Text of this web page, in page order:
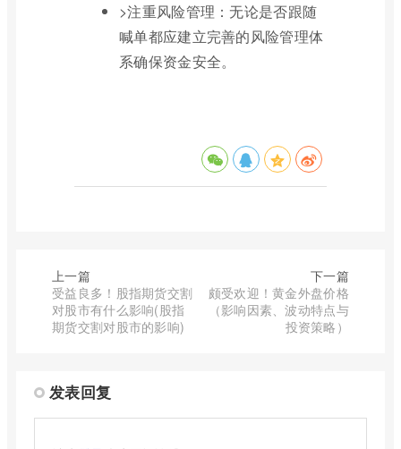
>注重风险管理：无论是否跟随
喊单都应建立完善的风险管理体
系确保资金安全。
上一篇
受益良多！股指期货交割
对股市有什么影响(股指
期货交割对股市的影响)
下一篇
颇受欢迎！黄金外盘价格
（影响因素、波动特点与
投资策略）
发表回复